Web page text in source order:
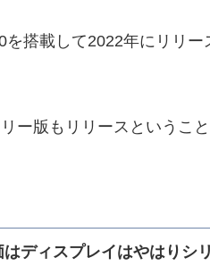
搭載して2022年にリリー
ー版もリリースということ
ディスプレイはやはりシ